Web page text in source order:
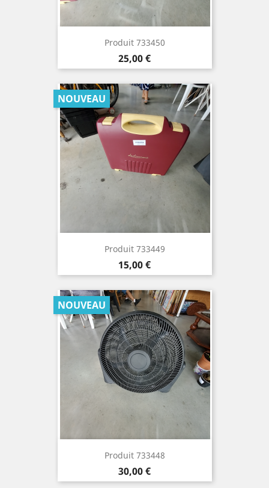
Produit 733450
Prix
25,00 €
Produit 733449
Prix
15,00 €
NOUVEAU
Produit 733448
Prix
30,00 €
NOUVEAU